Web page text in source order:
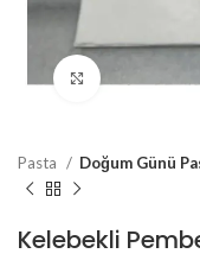
Pasta Doğum Günü
Kelebekli